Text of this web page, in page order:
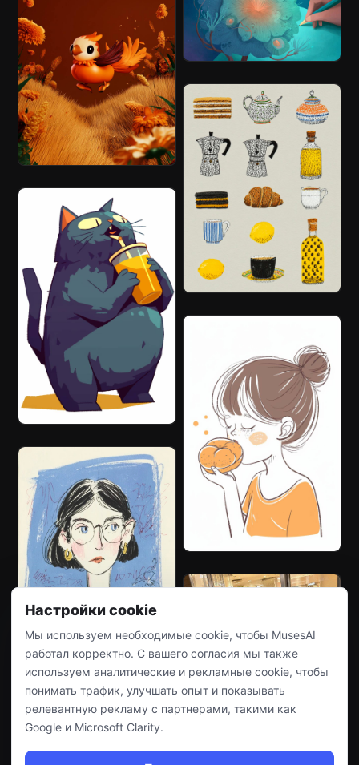
Настройки cookie
Мы используем необходимые cookie, чтобы MusesAI
работал корректно. С вашего согласия мы также
используем аналитические и рекламные cookie, чтобы
понимать трафик, улучшать опыт и показывать
релевантную рекламу с партнерами, такими как
Google и Microsoft Clarity.